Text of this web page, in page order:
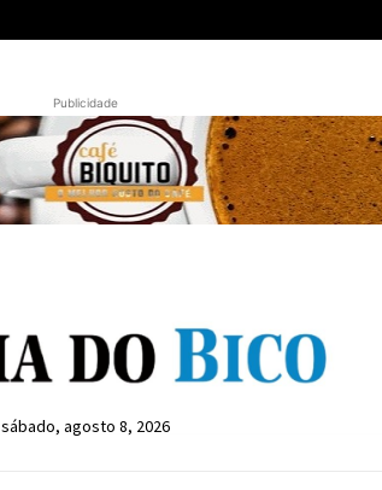
Publicidade
sábado, agosto 8, 2026